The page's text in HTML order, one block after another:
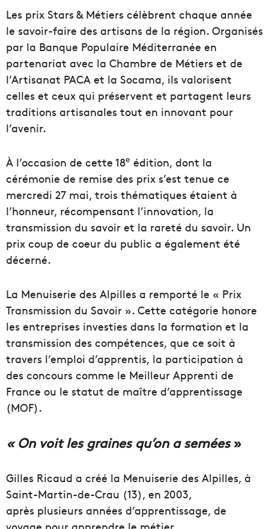
Les prix Stars & Métiers célèbrent chaque année
le savoir-faire des artisans de la région. Organisés
par la Banque Populaire Méditerranée en
partenariat avec la Chambre de Métiers et de
l’Artisanat PACA et la Socama, ils valorisent
celles et ceux qui préservent et partagent leurs
traditions artisanales tout en innovant pour
l’avenir.
À l’occasion de cette 18e édition, dont la
cérémonie de remise des prix s’est tenue ce
mercredi 27 mai, trois thématiques étaient à
l’honneur, récompensant l’innovation, la
transmission du savoir et la rareté du savoir. Un
prix coup de coeur du public a également été
décerné.
La Menuiserie des Alpilles a remporté le « Prix
Transmission du Savoir ». Cette catégorie honore
les entreprises investies dans la formation et la
transmission des compétences, que ce soit à
travers l’emploi d’apprentis, la participation à
des concours comme le Meilleur Apprenti de
France ou le statut de maître d’apprentissage
(MOF).
« On voit les graines qu’on a semées»
Gilles Ricaud a créé la Menuiserie des Alpilles, à
Saint-Martin-de-Crau (13), en 2003,
après plusieurs années d’apprentissage, de